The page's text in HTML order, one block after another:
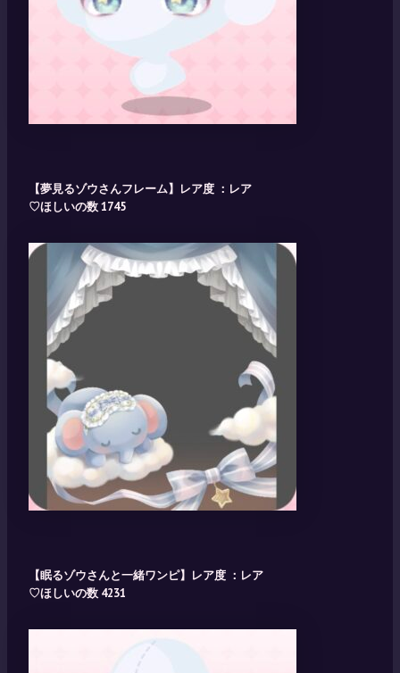
【夢見るゾウさんフレーム】レア度 ：レア
♡ほしいの数 1745
【眠るゾウさんと一緒ワンピ】レア度 ：レア
♡ほしいの数 4231